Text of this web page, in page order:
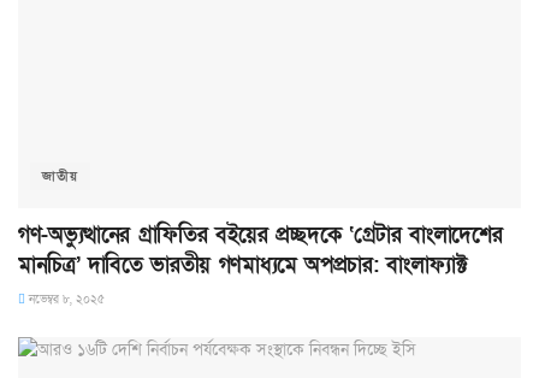
জাতীয়
গণ-অভ্যুত্থানের গ্রাফিতির বইয়ের প্রচ্ছদকে ‘গ্রেটার বাংলাদেশের
মানচিত্র’ দাবিতে ভারতীয় গণমাধ্যমে অপপ্রচার: বাংলাফ্যাক্ট
নভেম্বর ৮, ২০২৫